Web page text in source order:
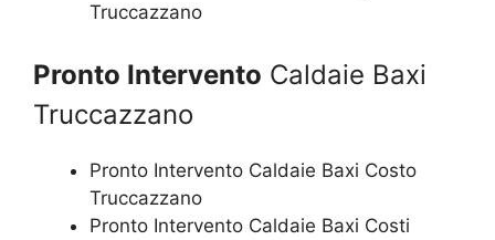
Truccazzano
Pronto Intervento Caldaie Baxi
Truccazzano
Pronto Intervento Caldaie Baxi Costo
Truccazzano
Pronto Intervento Caldaie Baxi Costi